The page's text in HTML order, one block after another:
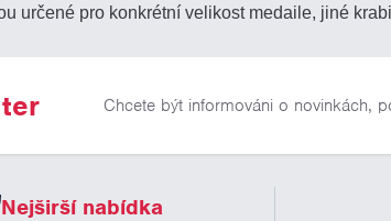
určené pro konkrétní velikost medaile, jiné
Chcete být informováni o novinkách,
Nejširší nabídka